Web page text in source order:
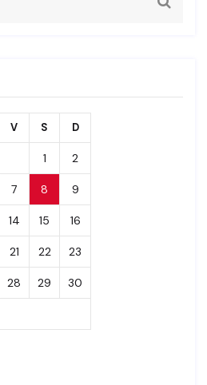
V S D
1 2
7 8 9
14 15 16
21 22 23
28 29 30